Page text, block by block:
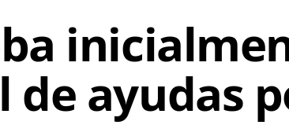
ayudas